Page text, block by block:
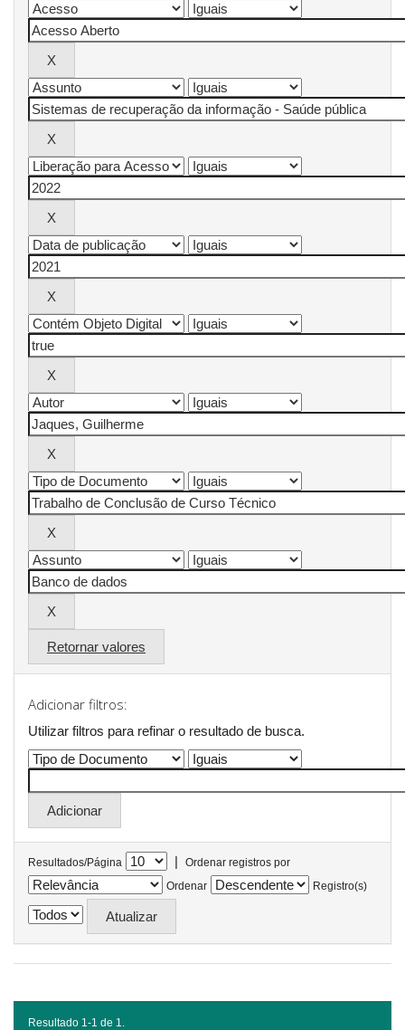
Retornar valores
Adicionar filtros:
Utilizar filtros para refinar o resultado de busca.
Resultados/Página |
Ordenar registros por
Ordenar
Registro(s)
Resultado 1-1 de 1.